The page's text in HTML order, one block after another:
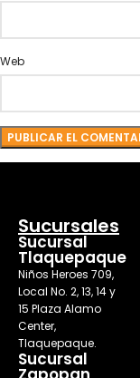
Web
Sucursales
Sucursal
Tlaquepaque
Niños Heroes 709,
Local No. 2, 13, 14 y
15 Plaza Alamo
Center,
Tlaquepaque.
Sucursal